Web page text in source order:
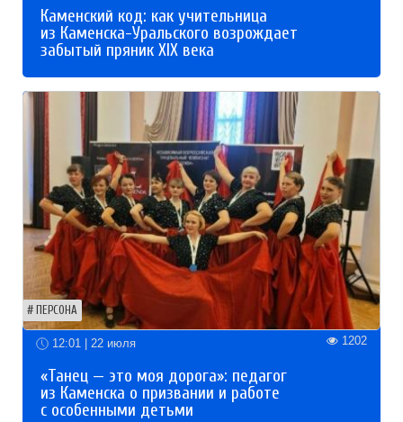
Каменский код: как учительница
из Каменска-Уральского возрождает
забытый пряник XIX века
ПЕРСОНА
12:01 | 22 июля 1202
«Танец — это моя дорога»: педагог
из Каменска о призвании и работе
с особенными детьми